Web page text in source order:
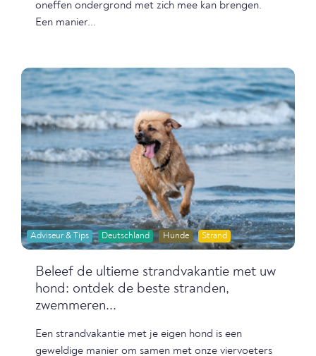
oneffen ondergrond met zich mee kan brengen.
Een manier...
Adviseur & Tips Deutschland Hunde Strand
Beleef de ultieme strandvakantie met uw
hond: ontdek de beste stranden,
zwemmeren...
Een strandvakantie met je eigen hond is een
geweldige manier om samen met onze viervoeters